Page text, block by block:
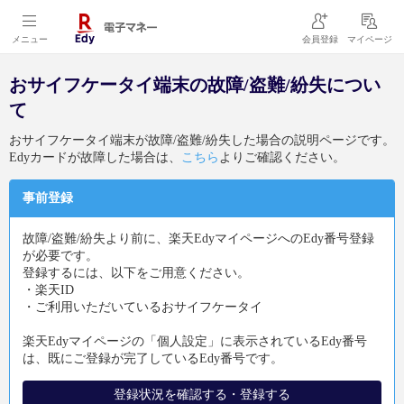
メニュー 会員登録 マイページ
おサイフケータイ端末の故障/盗難/紛失につい
て
おサイフケータイ端末が故障/盗難/紛失した場合の説明ページです。
Edyカードが故障した場合は、 こちら よりご確認ください。
事前登録
故障/盗難/紛失より前に、楽天EdyマイページへのEdy番号登録
が必要です。
登録するには、以下をご用意ください。
・楽天ID
・ご利用いただいているおサイフケータイ
楽天Edyマイページの「個人設定」に表示されているEdy番号
は、既にご登録が完了しているEdy番号です。
登録状況を確認する・登録する